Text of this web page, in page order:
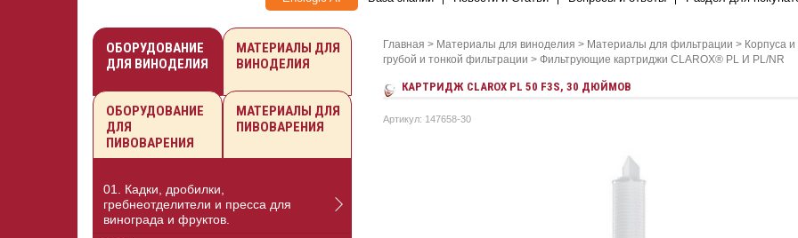
Главная > Материалы для виноделия > Материалы для фильтрации > Корпуса
грубой и тонкой фильтрации > Фильтрующие картриджи CLAROX® PL И PL/NR
КАРТРИДЖ CLAROX PL 50 F3S, 30 ДЮЙМОВ
Артикул: 147658-30
ОБОРУДОВАНИЕ
ДЛЯ ВИНОДЕЛИЯ
МАТЕРИАЛЫ ДЛЯ
ВИНОДЕЛИЯ
ОБОРУДОВАНИЕ
ДЛЯ
ПИВОВАРЕНИЯ
МАТЕРИАЛЫ ДЛЯ
ПИВОВАРЕНИЯ
01. Кадки, дробилки,
гребнеотделители и пресса для
винограда и фруктов.